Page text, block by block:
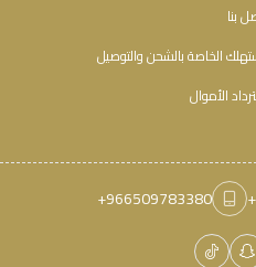
بنا
الخاصة بالشحن والتوصيل
الأموال
+966509783380